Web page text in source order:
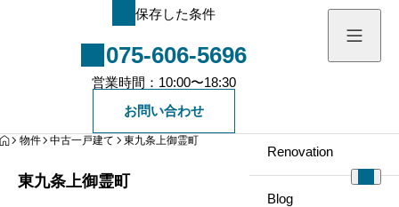
中古マンション
新築一戸建て
Renovation
Blog
保存した条件
075-606-5696
営業時間：10:00〜18:30
お問い合わせ
HOME
物件 中古一戸建て 東九条上御霊町
東九条上御霊町